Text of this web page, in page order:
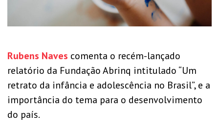
Rubens Naves comenta o recém-lançado
relatório da Fundação Abrinq intitulado “Um
retrato da infância e adolescência no Brasil”,e a
importância do tema para o desenvolvimento
do país.